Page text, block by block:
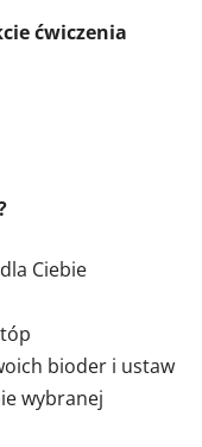
ćwiczenia
Ciebie
bioder i ustaw
wybranej